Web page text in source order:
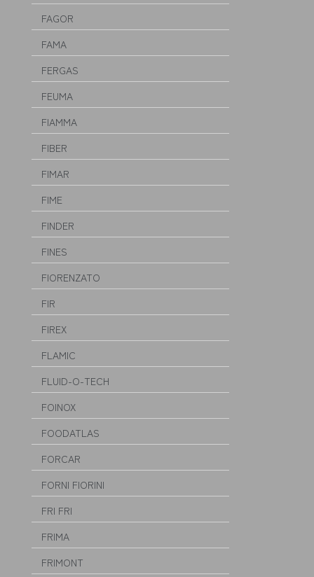
FAGOR
FAMA
FERGAS
FEUMA
FIAMMA
FIBER
FIMAR
FIME
FINDER
FINES
FIORENZATO
FIR
FIREX
FLAMIC
FLUID-O-TECH
FOINOX
FOODATLAS
FORCAR
FORNI FIORINI
FRI FRI
FRIMA
FRIMONT